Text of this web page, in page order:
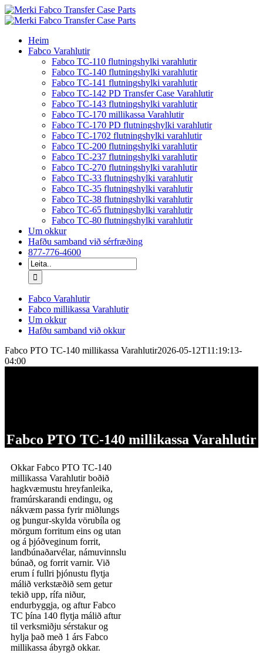
Fara
í
Heim
Fabco Varahlutir
Fabco TC-110 flutningshylki varahlutir
Fabco TC-140 flutningshylki varahlutir
Fabco TC-141 flutningshylki varahlutir
Fabco TC-142 PD Transfer Case Varahlutir
Fabco TC-143 flutningshylki varahlutir
Fabco TC-170 millikassa Varahlutir
Fabco TC-170 PD flutningshylki varahlutir
Fabco TC-1702 flutningshylki varahlutir
Fabco TC-200 flutningshylki varahlutir
Fabco TC-237 flutningshylki varahlutir
Fabco TC-270 flutningshylki varahlutir
Fabco TC-33 flutningshylki varahlutir
Fabco TC-35 flutningshylki varahlutir
Fabco TC-38 flutningshylki varahlutir
Fabco TC-65 flutningshylki varahlutir
Fabco TC-80 flutningshylki varahlutir
Um okkur
Hafðu samband við sérfræðing
877-776-4600
Leita
að:
Fabco Varahlutir
Fabco millikassa Varahlutir
Um okkur
Hafðu samband við okkur
Fabco PTO TC-140 millikassa Varahlutir2026-05-12T11:19:13-
04:00
Fabco PTO TC-140 millikassa Varahlutir
Okkar Fabco PTO TC-140
millikassa Varahlutir boðið
hagkvæmustu hreyfanleika,
framúrskarandi endingu, og
nákvæm passa fyrir miðlungs
og þungur-skylda vörubíla og
mörgum forritum eins og utan
og á þjóðveginum forrit,
landbúnaðarvélar, námuvinnslu
búnað, og forrit varnir. Við
erum í fullri þjónustu flytja
málið verkstæðið sem getur
tekið upp, rífa niður,
endurbyggja, og aftur Fabco
TC þína 140 flytja málið aftur
til verksmiðju sérstakur og
hylja það með 1 árs Fabco
millikassa ábyrgð okkar.